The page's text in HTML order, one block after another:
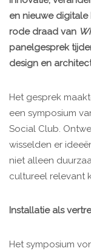
en nieuwe
rode draad van
panelgesprek
design en
Het gesprek
een symposium
Social Club.
wisselden er
niet alleen
cultureel relevant
Installatie als
Het symposium